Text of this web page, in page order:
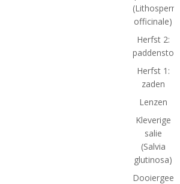
officinale)
Herfst 2:
Herfst 1:
zaden
Lenzen
Kleverige
salie
(Salvia
glutinosa)
Dooiergeel